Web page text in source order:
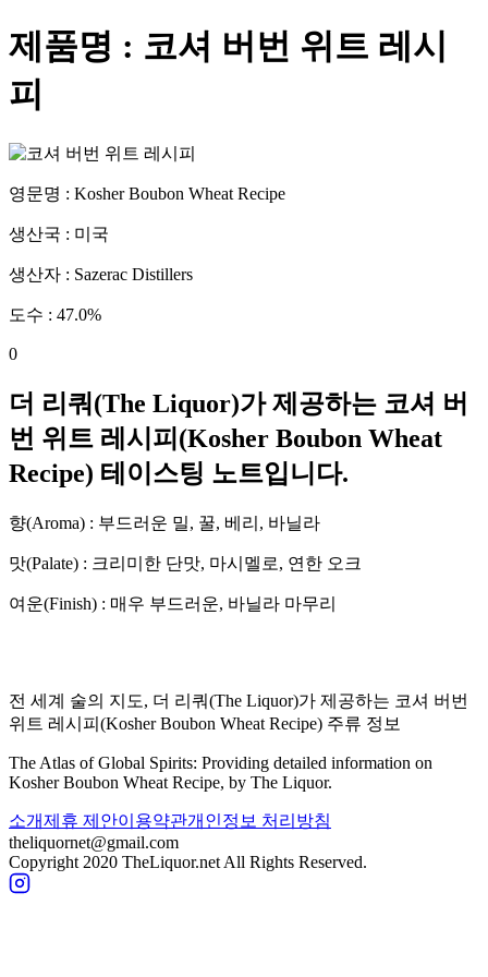
제품명 : 코셔 버번 위트 레시
피
영문명 : Kosher Boubon Wheat Recipe
생산국 : 미국
생산자 : Sazerac Distillers
도수 : 47.0%
0
더 리쿼(The Liquor)가 제공하는 코셔 버
번 위트 레시피 (Kosher Boubon Wheat
Recipe) 테이스팅 노트입니다.
향(Aroma) : 부드러운 밀, 꿀, 베리, 바닐라
맛(Palate) : 크리미한 단맛, 마시멜로, 연한 오크
여운(Finish) : 매우 부드러운, 바닐라 마무리
전 세계 술의 지도, 더 리쿼(The Liquor)가 제공하는 코셔 버번
위트 레시피 (Kosher Boubon Wheat Recipe) 주류 정보
The Atlas of Global Spirits: Providing detailed information on
Kosher Boubon Wheat Recipe, by The Liquor.
소개제휴 제안이용약관개인정보 처리방침
theliquornet@gmail.com
Copyright 2020 TheLiquor.net All Rights Reserved.